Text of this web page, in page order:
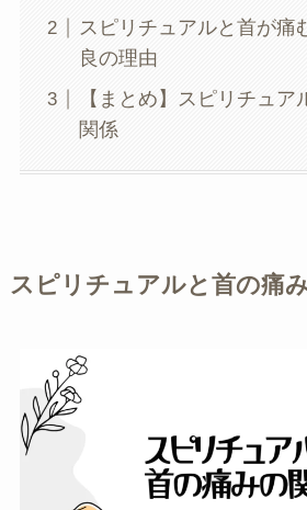
スピリチュアルと首が痛
良の理由
【まとめ】スピリチュア
関係
スピリチュアルと首の痛